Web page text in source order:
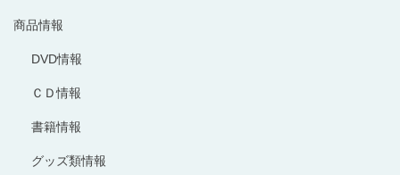
商品情報
DVD情報
ＣＤ情報
書籍情報
グッズ類情報